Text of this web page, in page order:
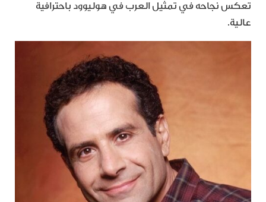
تعكس نجاحه في تمثيل العرب في هوليوود باحترافية
عالية.